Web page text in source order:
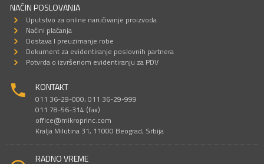
NAČIN POSLOVANJA
Uputstvo za online naručivanje proizvoda
Načini plaćanja
Dostava I preuzimanje robe
Dokument za evidentiranje poslovnih partnera
Potvrda o izvršenom evidentiranju za PDV
KONTAKT
011 36-29-000; 011 36-29-999
011 78-56-314 (fax)
office@mikroprinc.com
Kralja Milutina 31, 11000 Beograd, Srbija
RADNO VREME